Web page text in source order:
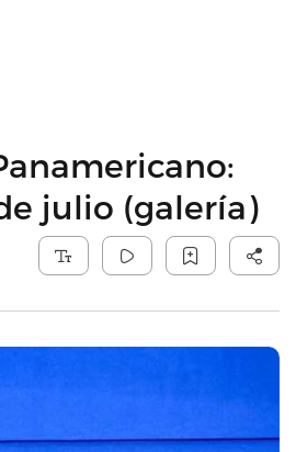
julio (galería)